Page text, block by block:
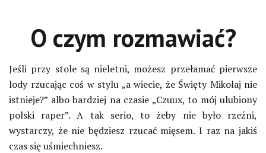
O czym rozmawiać?
Jeśli przy stole są nieletni, możesz przełamać pierwsze
lody rzucając coś w stylu „a wiecie, że Święty Mikołaj nie
istnieje?” albo bardziej na czasie „Czuux, to mój ulubiony
polski raper”. A tak serio, to żeby nie było rzeźni,
wystarczy, że nie będziesz rzucać mięsem. I raz na jakiś
czas się uśmiechniesz.